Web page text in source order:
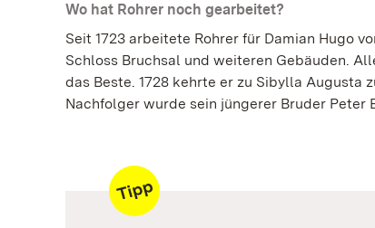
Wo hat Rohrer noch gearbeitet?
Seit 1723 arbeitete Rohrer für Damian Hugo
Schloss Bruchsal und weiteren Gebäuden.
das Beste. 1728 kehrte er zu Sibylla Augusta
Nachfolger wurde sein jüngerer Bruder Peter